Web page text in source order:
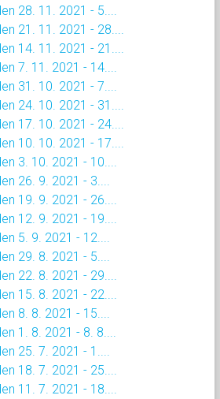
28. 11. 2021 - 5....
21. 11. 2021 - 28....
14. 11. 2021 - 21....
7. 11. 2021 - 14....
31. 10. 2021 - 7....
24. 10. 2021 - 31....
17. 10. 2021 - 24....
10. 10. 2021 - 17....
3. 10. 2021 - 10....
26. 9. 2021 - 3....
19. 9. 2021 - 26....
12. 9. 2021 - 19....
5. 9. 2021 - 12....
29. 8. 2021 - 5....
22. 8. 2021 - 29....
15. 8. 2021 - 22....
8. 8. 2021 - 15....
1. 8. 2021 - 8. 8....
25. 7. 2021 - 1....
18. 7. 2021 - 25....
11. 7. 2021 - 18....